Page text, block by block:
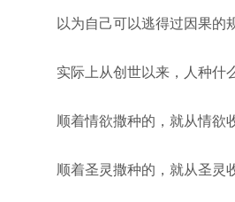
以为自己可以逃得过因果的
实际上从创世以来，人种什
顺着情欲撒种的，就从情欲
顺着圣灵撒种的，就从圣灵